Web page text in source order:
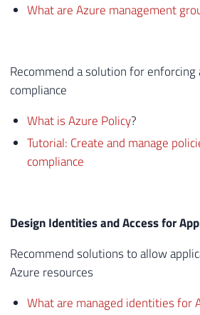
What are Azure management
Recommend a solution for
compliance
What is Azure Policy?
Tutorial: Create and manage
compliance
Design Identities and Access for
Recommend solutions to allow
Azure resources
What are managed identities for